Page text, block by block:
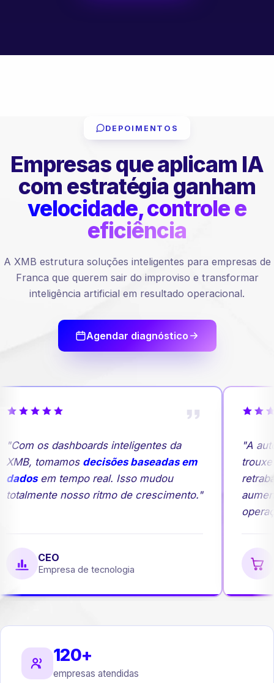
DEPOIMENTOS
Empresas que aplicam IA
com estratégia ganham
velocidade, controle e
eficiência
A XMB estrutura soluções inteligentes para empresas de
Franca que querem sair do improviso e transformar
inteligência artificial em resultado operacional.
Agendar diagnóstico
os dashboards inteligentes da
tomamosdecisões baseadas em
em tempo real. Isso mudou
nosso ritmo de crescimento."
CEO
Empresa de tecnologia
"A
trouxe
120+
empresas atendidas